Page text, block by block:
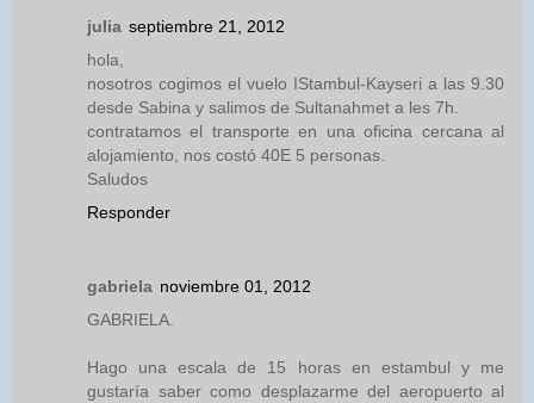
julia septiembre 21, 2012
hola,
nosotros cogimos el vuelo IStambul-Kayseri a las 9.30
desde Sabina y salimos de Sultanahmet a les 7h.
contratamos el transporte en una oficina cercana al
alojamiento, nos costó 40E 5 personas.
Saludos
Responder
gabriela noviembre 01, 2012
GABRIELA.
Hago una escala de 15 horas en estambul y me
gustaría saber como desplazarme del aeropuerto al